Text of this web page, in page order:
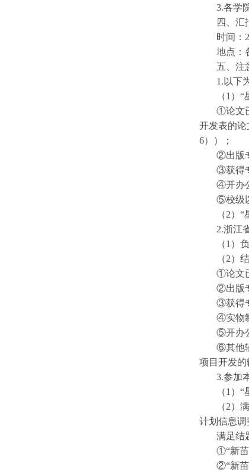
3.各学
四、汇
时间：
地点：
五、注
1.以下
（1）
①论文
开发表的
6））；
②出版
③获得
④开办
⑤校级
（2）
2.浙江
（1）
（2）
①论文
②出版
③获得
④实物
⑤开办
⑥其他
项目开发的
3.参加
（1）
（2）
计划信息调
满足结
①“新苗
②“新苗